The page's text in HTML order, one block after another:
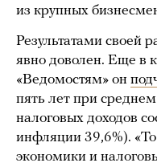
из крупных
Результатами своей
явно доволен. Еще в
«Ведомостям» он
пять лет при
налоговых доходов
инфляции 39,6%).
экономики и